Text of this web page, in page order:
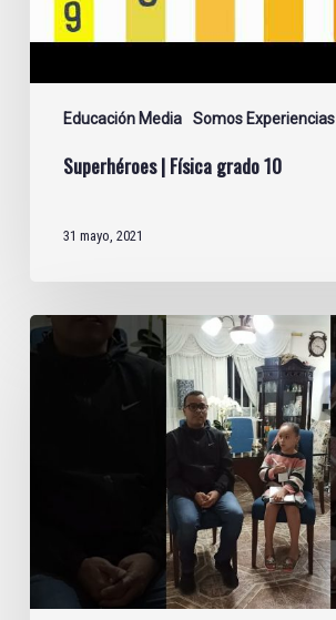
Educación Media Somos Experiencias
Superhéroes | Física grado 10
31 mayo, 2021
Planet
Kids